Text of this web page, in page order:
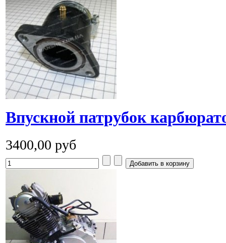
Впускной патрубок
3400,00 руб